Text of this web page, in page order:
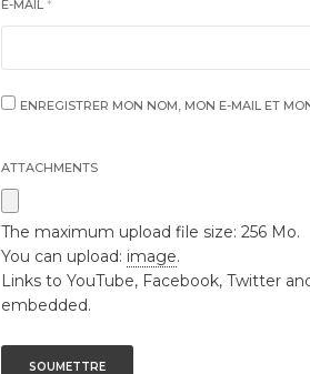
E-MAIL *
ENREGISTRER MON NOM, MON E-MAIL ET
ATTACHMENTS
The maximum upload file size: 256 Mo.
You can upload: image.
Links to YouTube, Facebook, Twitter
embedded.